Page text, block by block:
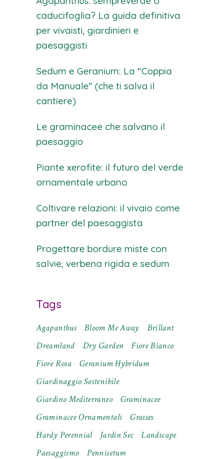
caducifoglia? La guida definitiva
per vivaisti, giardinieri e
paesaggisti
Sedum e Geranium: La “Coppia
da Manuale” (che ti salva il
cantiere)
Le graminacee che salvano il
paesaggio
Piante xerofite: il futuro del verde
ornamentale urbano
Coltivare relazioni: il vivaio come
partner del paesaggista
Progettare bordure miste con
salvie, verbena rigida e sedum
Tags
Agapanthus Bloom Me Away
Brillant
Dreamland
Dry Garden
Fiore Bianco
Fiore Rosa
Geranium Hybridum
Giardinaggio Sostenibile
Giardino Mediterraneo
Graminacee
Graminacee Ornamentali
Grasses
Hardy Perennial
Jardin Sec
Landscape
Paesaggismo
Pennisetum